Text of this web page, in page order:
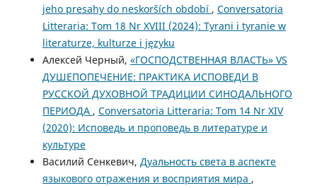
jeho presahy do neskorších období , Conversatoria
Litteraria: Tom 18 Nr XVIII (2024): Tyrani i tyranie w
literaturze, kulturze i języku
Алексей Черный, «ГОСПОДСТВЕННАЯ ВЛАСТЬ» VS
ДУШЕПОПЕЧЕНИЕ: ПРАКТИКА ИСПОВЕДИ В
РУССКОЙ ДУХОВНОЙ ТРАДИЦИИ СИНОДАЛЬНОГО
ПЕРИОДА , Conversatoria Litteraria: Tom 14 Nr XIV
(2020): Исповедь и проповедь в литературе и
культуре
Василий Сенкевич, Дуальность света в аспекте
языкового отражения и восприятия мира ,